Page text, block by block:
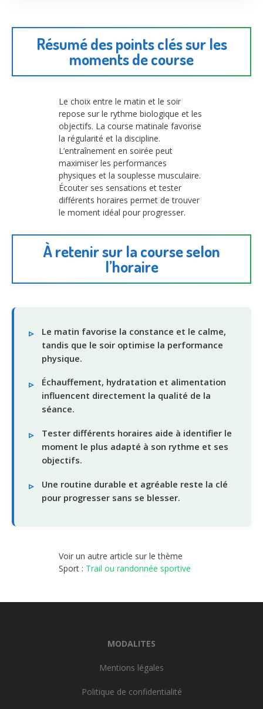
Résumé des points clés sur les
moments de course
Le choix entre le matin et le soir
repose sur le rythme biologique et les
objectifs. La course matinale favorise
la régularité et la discipline.
L’entraînement en soirée peut
maximiser les performances
physiques et la souplesse musculaire.
Écouter ses sensations et tester
différents horaires permet de trouver
le moment idéal pour progresser.
À retenir sur la course selon
l’horaire
Le matin favorise la constance et le calme,
tandis que le soir optimise la performance
physique.
Échauffement, hydratation et alimentation
influencent directement la qualité de la
séance.
Tester différents horaires aide à identifier le
moment le plus adapté à son rythme et ses
objectifs.
Une routine durable et agréable reste la clé
pour progresser sans se blesser.
Voir un autre article sur le thème
Sport : Trail ou randonnée sportive
MODALITES
Mentions légales
Politique de confidentialité